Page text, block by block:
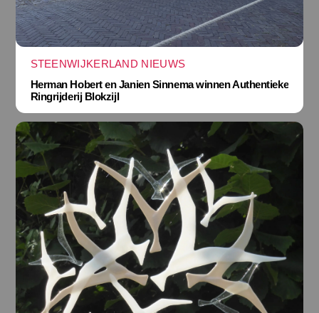
STEENWIJKERLAND NIEUWS
Herman Hobert en Janien Sinnema winnen Authentieke
Ringrijderij Blokzijl